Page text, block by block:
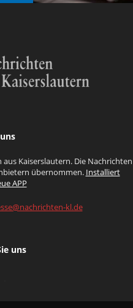
Kaiserslautern. Die Nachrichten
übernommen. Installiert
APP
kl.de
uns